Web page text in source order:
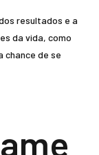
resultados e a
da vida, como
chance de se